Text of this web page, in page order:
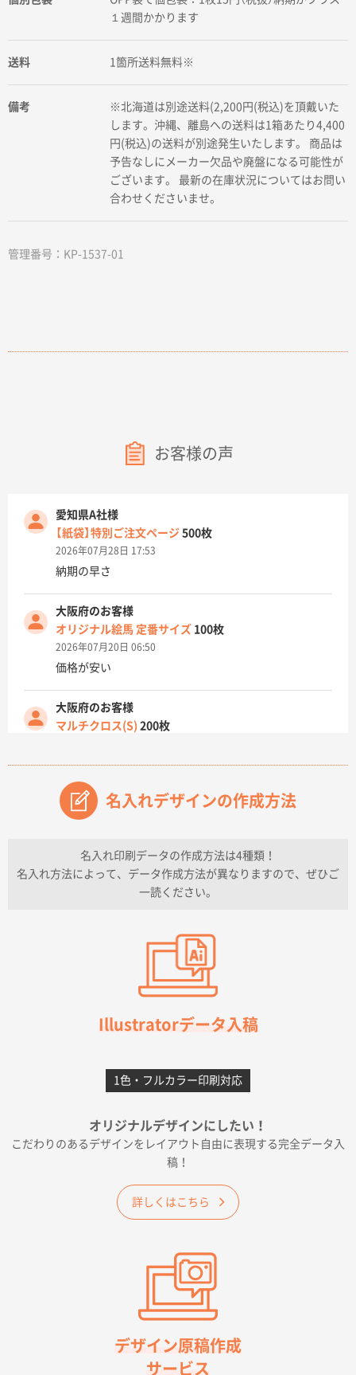
１週間かかります
送料 1箇所送料無料※
備考
※北海道は別途送料(2,200円(税込)を頂戴いた
します。沖縄、離島への送料は1箱あたり4,400
円(税込)の送料が別途発生いたします。 商品は
予告なしにメーカー欠品や廃盤になる可能性が
ございます。 最新の在庫状況についてはお問い
合わせくださいませ。
管理番号：KP-1537-01
お客様の声
愛知県A社様
【紙袋】特別ご注文ページ 500枚
2026年07月28日 17:53
納期の早さ
大阪府のお客様
オリジナル絵馬 定番サイズ 100枚
2026年07月20日 06:50
価格が安い
大阪府のお客様
マルチクロス(S) 200枚
原稿データ流用が可能で価格が妥当なこと
兵庫県のお客様
チケットホルダー ダブルポケット
上記のとおりです。
柳さんの対応が素晴らしかった。
フレキソレジ袋 Uバッグ 35号
5000枚
2026年06月28日 15:14
千葉県A社様
2026年06月19日 09:41
価格 大丈夫そうな会社に見えた
大阪府のお客様
A4フルカラークリアファイル1000枚
【ポリ】特別ご注文ページ1000枚
2026年06月08日 17:38
対応の速さ、丁寧さ、提案など
名入れデザインの作成方法
名入れ印刷データの作成方法は4種類！
名入れ方法によって、データ作成方法が異なりますので、ぜひご
一読ください。
Illustratorデータ入稿
1色・フルカラー印刷対応
オリジナルデザインにしたい！
こだわりのあるデザインをレイアウト自由に表現する完全データ入
稿！
詳しくはこちら
デザイン原稿作成
サービス